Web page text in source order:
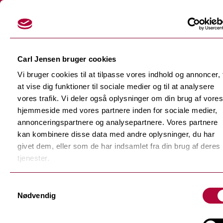
Carl Jensen bruger cookies
Vi bruger cookies til at tilpasse vores indhold og annoncer,
at vise dig funktioner til sociale medier og til at analysere
vores trafik. Vi deler også oplysninger om din brug af vores
hjemmeside med vores partnere inden for sociale medier,
annonceringspartnere og analysepartnere. Vores partnere
kan kombinere disse data med andre oplysninger, du har
givet dem, eller som de har indsamlet fra din brug af deres
tjenester.
Nødvendig
Skærefolier
Tilbage
Dekorationsfolier
Tilbage
Støbte dekorationsfolier
Monomere dekorationsfolie